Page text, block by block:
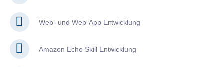
Web- und Web-App Entwicklung
Amazon Echo Skill Entwicklung